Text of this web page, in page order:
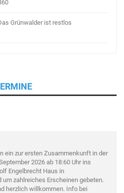
Grünwalder ist restlos
ein zur ersten Zusammenkunft in der
2026 ab 18:60 Uhr ins
Engelbrecht Haus in
zahlreiches Erscheinen gebeten.
herzlich willkommen. Info bei